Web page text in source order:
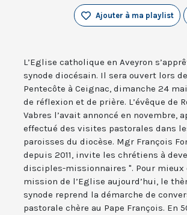
Ajouter à ma playlist
L’Eglise catholique en Aveyron
synode diocésain. Il sera ouvert lors
Pentecôte à Ceignac, dimanche 24
de réflexion et de prière. L’évêque de
Vabres l’avait annoncé en novembre,
effectué des visites pastorales dans
paroisses du diocèse. Mgr François
depuis 2011, invite les chrétiens à
disciples-missionnaires ". Pour mieux
mission de l’Eglise aujourd’hui, le
synode reprend la démarche de
pastorale chère au Pape François. En